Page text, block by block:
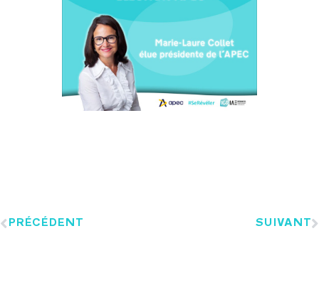
PRÉCÉDENT SUIVANT